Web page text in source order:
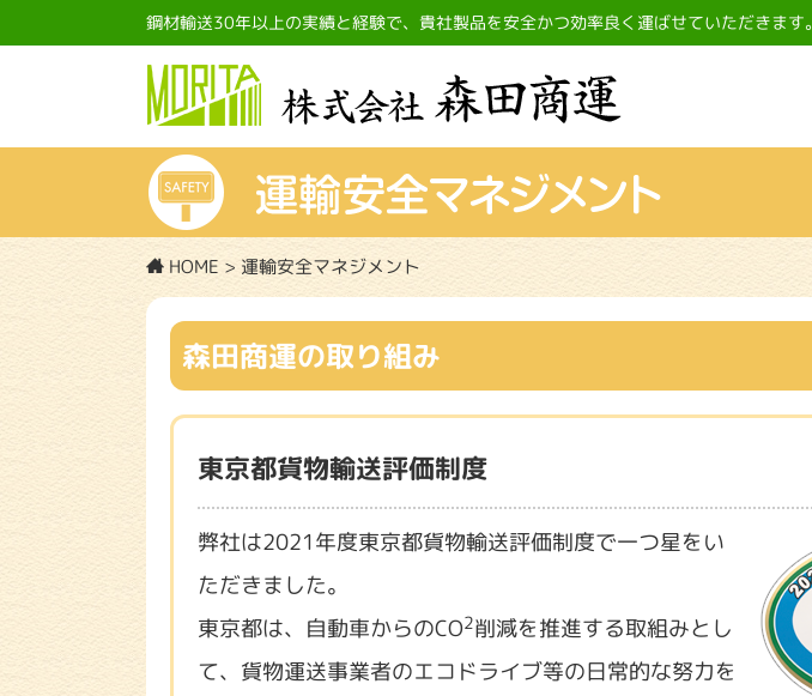
鋼材輸送30年以上の実績と経験で、貴社製品を安全かつ効率良く運ばせていただきます。
HOME > 運輸安全マネジメント
森田商運の取り組み
東京都貨物輸送評価制度
弊社は2021年度東京都貨物輸送評価制度で一つ星をい
ただきました。
東京都は、自動車からのCO2削減を推進する取組みとし
て、貨物運送事業者のエコドライブ等の日常的な努力を